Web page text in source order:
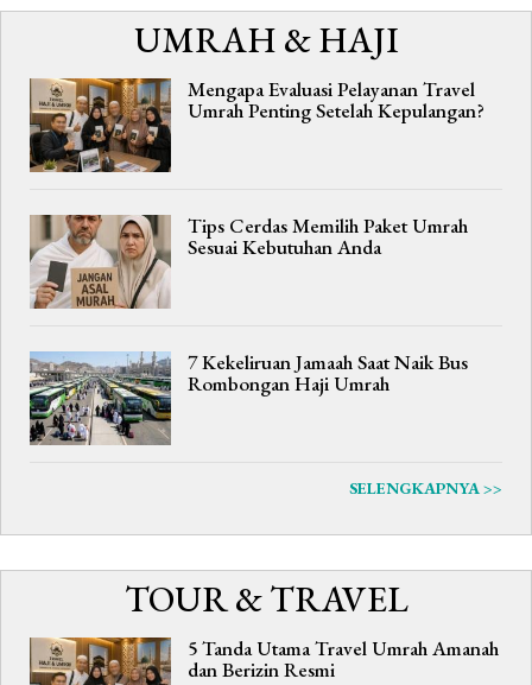
UMRAH & HAJI
Mengapa Evaluasi Pelayanan Travel
Umrah Penting Setelah Kepulangan?
Tips Cerdas Memilih Paket Umrah
Sesuai Kebutuhan Anda
7 Kekeliruan Jamaah Saat Naik Bus
Rombongan Haji Umrah
SELENGKAPNYA >>
TOUR & TRAVEL
5 Tanda Utama Travel Umrah Amanah
dan Berizin Resmi